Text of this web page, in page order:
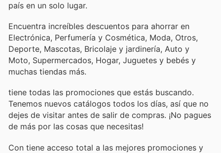
país en un solo lugar.
Encuentra increíbles descuentos para ahorrar en
Electrónica, Perfumería y Cosmética, Moda, Otros,
Deporte, Mascotas, Bricolaje y jardinería, Auto y
Moto, Supermercados, Hogar, Juguetes y bebés y
muchas tiendas más.
tiene todas las promociones que estás buscando.
Tenemos nuevos catálogos todos los días, así que no
dejes de visitar antes de salir de compras. ¡No pagues
de más por las cosas que necesitas!
Con tiene acceso total a las mejores promociones y